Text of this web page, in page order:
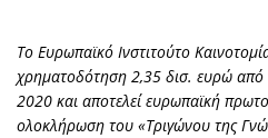
Το Ευρωπαϊκό Ινστιτούτο
χρηματοδότηση 2,35 δισ. ευρώ από
2020 και αποτελεί ευρωπαϊκή
ολοκλήρωση του «Τριγώνου της